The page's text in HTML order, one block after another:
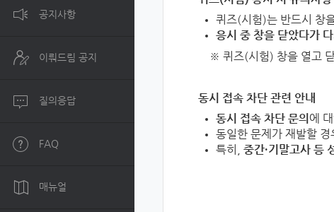
공지사항
이뤄드림 공지
질의응답
FAQ
매뉴얼
퀴즈(시험)는 반드시 창
응시 중 창을 닫았다가
※ 퀴즈(시험) 창을 열고 닫
동시 접속 차단 관련 안내
동시 접속 차단 문의 에
동일한 문제가 재발할
특히, 중간·기말고사 등